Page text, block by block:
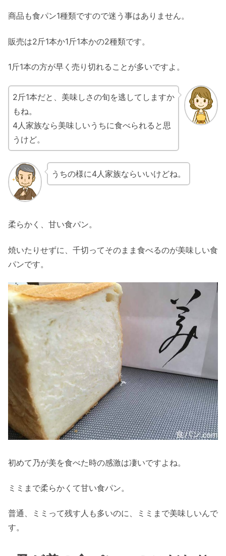
商品も食パン1種類ですので迷う事はありません。
販売は2斤1本か1斤1本かの2種類です。
1斤1本の方が早く売り切れることが多いですよ。
2斤1本だと、美味しさの旬を逃してしますか
もね。
4人家族なら美味しいうちに食べられると思
うけど。
うちの様に4人家族ならいいけどね。
柔らかく、甘い食パン。
焼いたりせずに、千切ってそのまま食べるのが美味しい食
パンです。
初めて乃が美を食べた時の感激は凄いですよね。
ミミまで柔らかくて甘い食パン。
普通、ミミって残す人も多いのに、ミミまで美味しいんで
す。